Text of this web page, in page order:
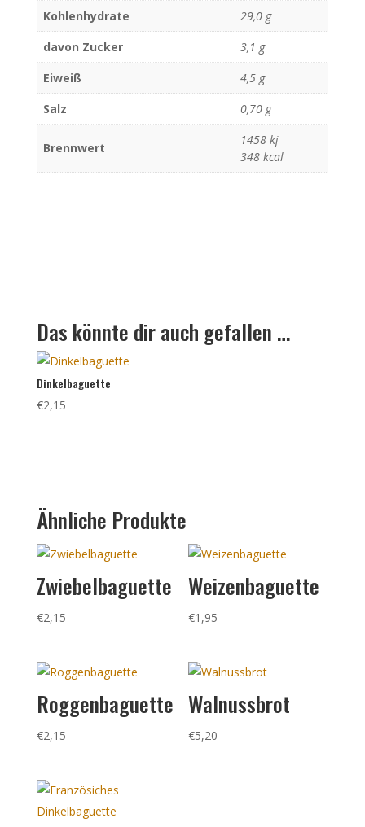
Kohlenhydrate
29,0 g
davon Zucker
3,1 g
Eiweiß
4,5 g
Salz
0,70 g
Brennwert
1458 kj
348 kcal
Das könnte dir auch gefallen …
Dinkelbaguette
€2,15
Ähnliche Produkte
Zwiebelbaguette
€2,15
Weizenbaguette
€1,95
Roggenbaguette
€2,15
Walnussbrot
€5,20